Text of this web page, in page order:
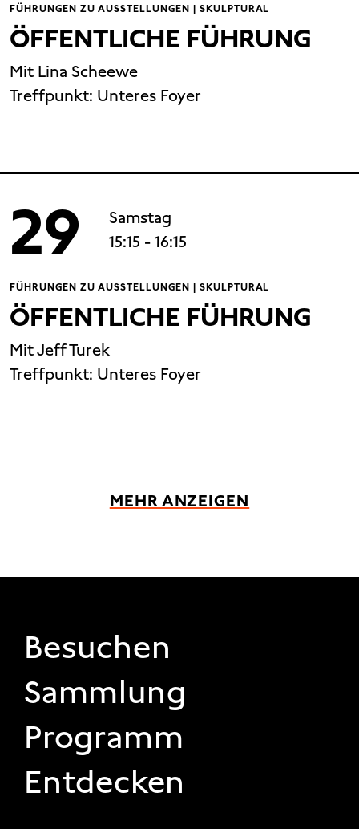
FÜHRUNGEN ZU AUSSTELLUNGEN | SKULPTURAL
ÖFFENTLICHE FÜHRUNG
Mit Lina Scheewe
Treffpunkt: Unteres Foyer
29
Samstag
15:15 - 16:15
FÜHRUNGEN ZU AUSSTELLUNGEN | SKULPTURAL
ÖFFENTLICHE FÜHRUNG
Mit Jeff Turek
Treffpunkt: Unteres Foyer
MEHR ANZEIGEN
FOOTER 1
Besuchen
Sammlung
Programm
Entdecken